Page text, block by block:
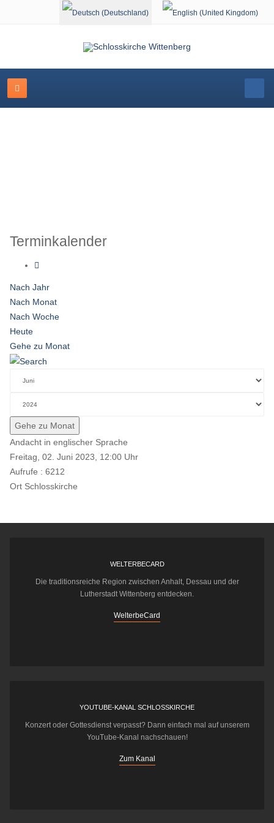
Sprache auswählen
Terminkalender
Nach Jahr
Nach Monat
Nach Woche
Heute
Gehe zu Monat
Gehe zu Monat
Andacht in englischer Sprache
Freitag, 02. Juni 2023, 12:00 Uhr
Aufrufe : 6212
Ort Schlosskirche
WELTERBECARD
Die traditionsreiche Region zwischen Anhalt, Dessau und der
Lutherstadt Wittenberg entdecken.
WelterbeCard
YOUTUBE-KANAL SCHLOSSKIRCHE
Konzert oder Gottesdienst verpasst? Dann einfach mal auf unserem
YouTube-Kanal nachschauen!
Zum Kanal